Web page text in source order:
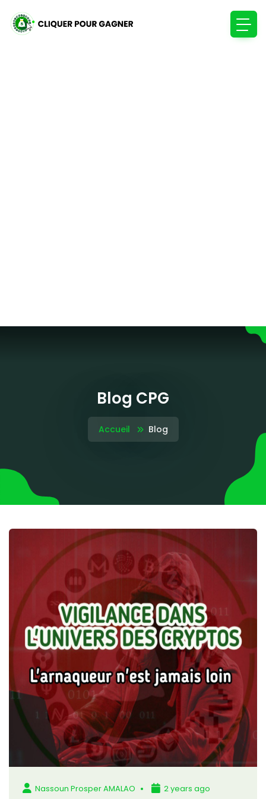
Blog CPG
Accueil Blog
Nassoun Prosper AMALAO 2 years ago